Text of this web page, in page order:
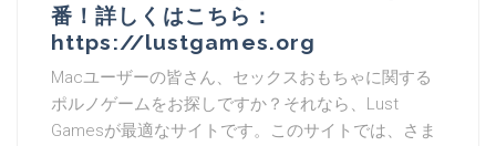
番！詳しくはこちら：
https://lustgames.org
Macユーザーの皆さん、セックスおもちゃに関する
ポルノゲームをお探しですか？それなら、Lust
Gamesが最適なサイトです。このサイトでは、さま